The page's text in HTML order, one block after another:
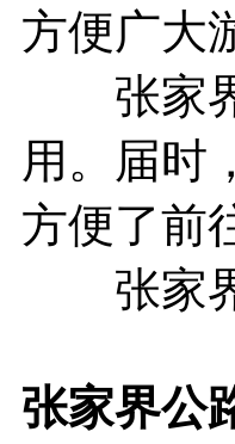
方便广大
张家界
用。届时
方便了前
张家界
张家界公